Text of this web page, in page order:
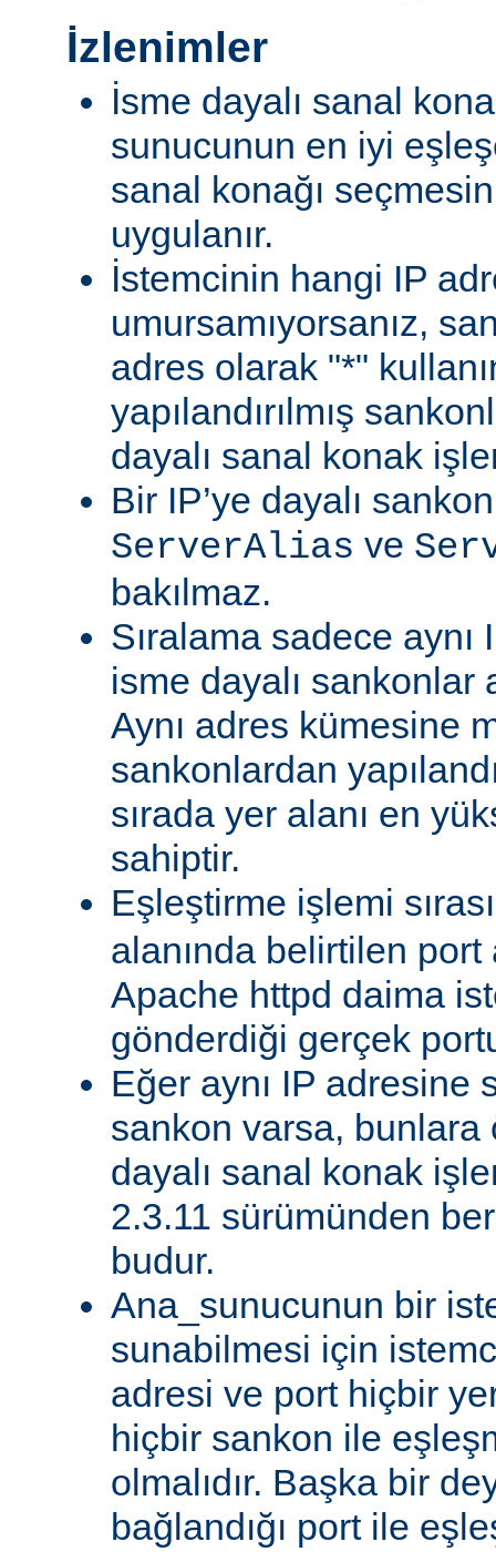
İzlenimler
İsme dayalı sanal
sunucunun en iyi
sanal konağı
uygulanır.
İstemcinin hangi IP
umursamıyorsanız,
adres olarak "*"
yapılandırılmış
dayalı sanal konak
Bir IP’ye dayalı
ServerAlias ve
bakılmaz.
Sıralama sadece
isme dayalı sankonlar
Aynı adres kümesine
sankonlardan
sırada yer alanı en
sahiptir.
Eşleştirme işlemi
alanında belirtilen port
Apache httpd daima
gönderdiği gerçek
Eğer aynı IP adresine
sankon varsa, bunlara
dayalı sanal konak
2.3.11 sürümünden
budur.
Ana_sunucunun bir
sunabilmesi için
adresi ve port hiçbir
hiçbir sankon ile
olmalıdır. Başka bir
bağlandığı port ile